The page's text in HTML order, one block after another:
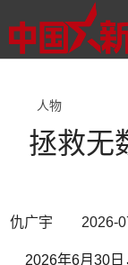
人物
拯救无
仇广宇 2026-
2026年6月30日